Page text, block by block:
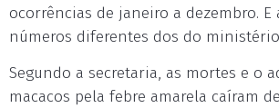
ocorrências de janeiro a dezembro. E
números diferentes dos do
Segundo a secretaria, as mortes e o
macacos pela febre amarela caíram